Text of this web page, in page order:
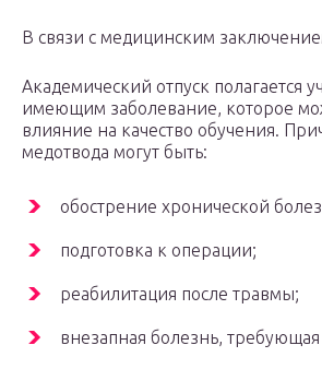
В связи с медицинским
Академический отпуск полагается
имеющим заболевание, которое
влияние на качество обучения.
медотвода могут быть:
обострение хронической
подготовка к операции;
реабилитация после травмы;
внезапная болезнь,